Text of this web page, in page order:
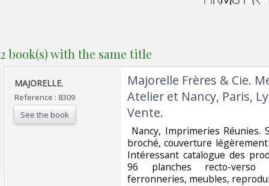
2 book(s) with the same title
‎MAJORELLE. ‎
Reference : 8309
See the book
‎Majorelle Frères & Cie.
Atelier et Nancy, Paris,
Vente. ‎
Nancy, Imprimeries
broché, couverture
Intéressant catalogue des
96 planches recto-verso
ferronneries, meubles,